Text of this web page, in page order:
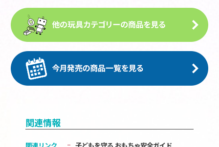
関連情報
関連リンク 子どもを守る おもちゃ安全ガイド